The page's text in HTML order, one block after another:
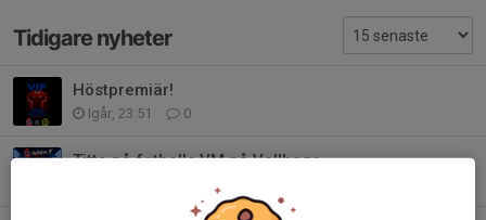
Tidigare nyheter
Höstpremiär!
Igår, 23:51 0
Titta på fotbolls VM på Vallhaga